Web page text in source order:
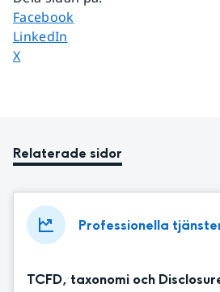
Dela sidan på
Facebook
Dela sidan på
LinkedIn
Dela sidan på
X
Relaterade sidor
Professionella
TCFD, taxonomi och